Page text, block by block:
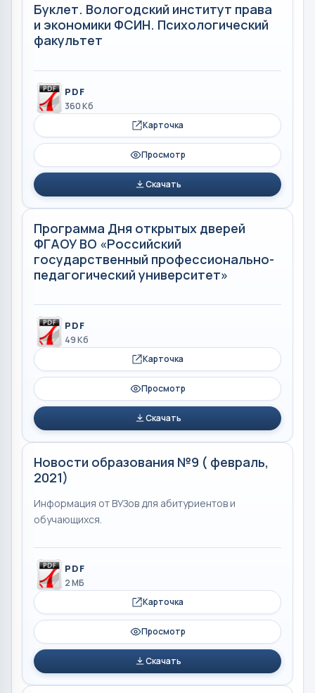
Буклет. Вологодский институт права
и экономики ФСИН. Психологический
факультет
PDF
360 Кб
Карточка
Просмотр
Скачать
Программа Дня открытых дверей
ФГАОУ ВО «Российский
государственный профессионально-
педагогический университет»
PDF
49 Кб
Карточка
Просмотр
Скачать
Новости образования №9 ( февраль,
2021)
Информация от ВУЗов для абитуриентов и
обучающихся.
PDF
2 МБ
Карточка
Просмотр
Скачать